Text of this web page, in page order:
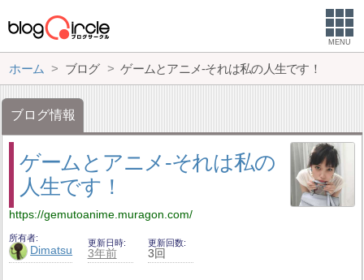
MENU
ホーム ブログ ゲームとアニメ-それは私の人生です！
ブログ情報
ゲームとアニメ-それは私の
人生です！
https://gemutoanime.muragon.com/
所有者
Dimatsu
更新日時
3年前
更新回数
3回